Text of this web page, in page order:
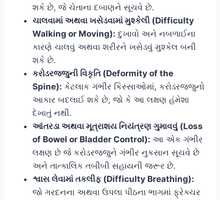
શકે છે, જે ચેતાના દબાણને સૂચવે છે.
ચાલવામાં અથવા ખસેડવામાં મુશ્કેલી (Difficulty
Walking or Moving): દુખાવો અને નબળાઈના
કારણે ચાલવું અથવા શરીરને ખસેડવું મુશ્કેલ બની
શકે છે.
કરોડરજ્જુની વિકૃતિ (Deformity of the
Spine): કેટલાક ગંભીર કિસ્સાઓમાં, કરોડરજ્જુનો
આકાર બદલાઈ શકે છે, જો કે આ લક્ષણ હંમેશા
દેખાતું નથી.
આંતરડા અથવા મૂત્રાશય નિયંત્રણ ગુમાવવું (Loss
of Bowel or Bladder Control): આ એક ગંભીર
લક્ષણ છે જે કરોડરજ્જુને ગંભીર નુકસાન સૂચવે છે
અને તાત્કાલિક તબીબી સહાયની જરૂર છે.
શ્વાસ લેવામાં તકલીફ (Difficulty Breathing):
જો ગરદનના અથવા ઉપલા પીઠના ભાગમાં ફ્રેક્ચર